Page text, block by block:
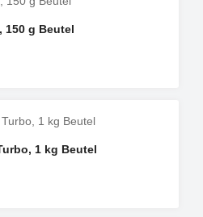
150 g Beutel
1 kg Beutel